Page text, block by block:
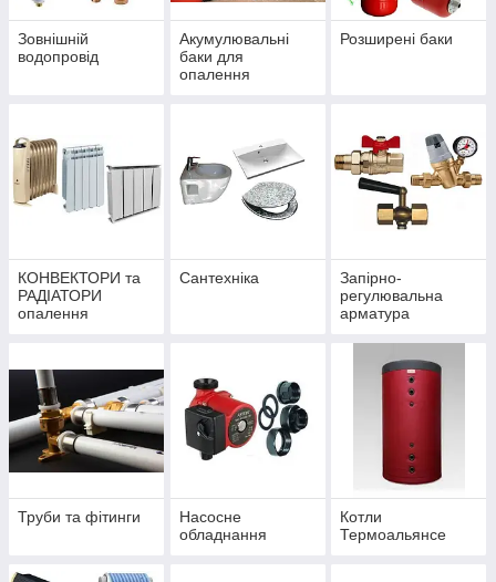
Зовнішній
водопровід
Акумулювальні
баки для
опалення
Розширені баки
КОНВЕКТОРИ та
РАДІАТОРИ
опалення
Сантехніка
Запірно-
регулювальна
арматура
Труби та фітинги
Насосне
обладнання
Котли
Термоальянсе